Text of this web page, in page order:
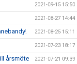
2021-09-15 15:50
2021-08-27 14:44
2021-08-25 15:11
2021-07-23 18:17
årsmöte 2021-07-21 09:39